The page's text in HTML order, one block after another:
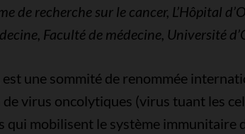
de recherche sur le cancer, L’Hôpital
Faculté de médecine, Université
est une sommité de renommée
virus oncolytiques (virus tuant les
qui mobilisent le système immunitaire